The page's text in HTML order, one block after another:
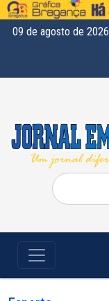
09 de agosto de 2026
Pesquisar
por: